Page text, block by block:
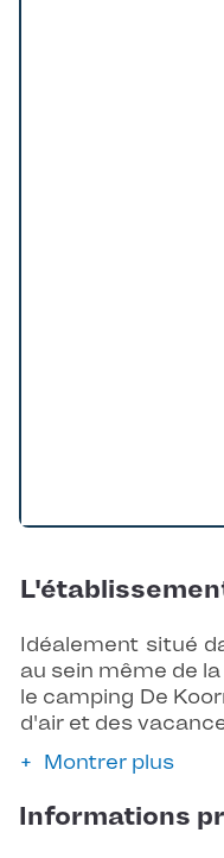
Idéalement situé
au sein même de
le camping De
d'air et des
Montrer plus
Informations